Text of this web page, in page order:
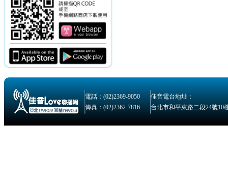
電話：(02)2369-9050
佳音電台地址：
傳真：(02)2362-7816
台北市和平東路二段24號10